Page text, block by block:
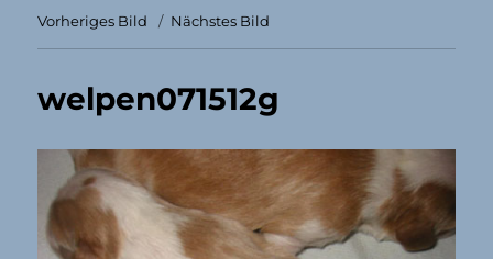
Vorheriges Bild Nächstes Bild
welpen071512g